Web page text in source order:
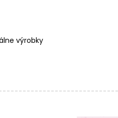
výrobky